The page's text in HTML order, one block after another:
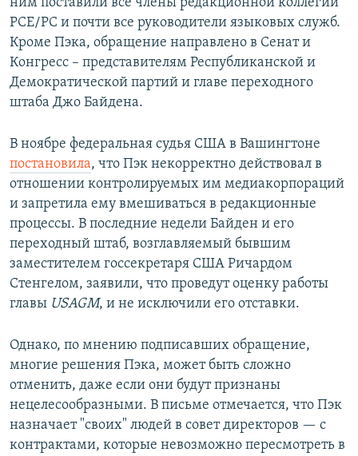
ним поставили все члены редакционной коллегии
РСЕ/PC и почти все руководители языковых служб.
Кроме Пэка, обращение направлено в Сенат и
Конгресс – представителям Республиканской и
Демократической партий и главе переходного
штаба Джо Байдена.
В ноябре федеральная судья США в Вашингтоне
постановила, что Пэк некорректно действовал в
отношении контролируемых им медиакорпораций
и запретила ему вмешиваться в редакционные
процессы. В последние недели Байден и его
переходный штаб, возглавляемый бывшим
заместителем госсекретаря США Ричардом
Стенгелом, заявили, что проведут оценку работы
главы USAGM, и не исключили его отставки.
Однако, по мнению подписавших обращение,
многие решения Пэка, может быть сложно
отменить, даже если они будут признаны
нецелесообразными. В письме отмечается, что Пэк
назначает "своих" людей в совет директоров — с
контрактами, которые невозможно пересмотреть в